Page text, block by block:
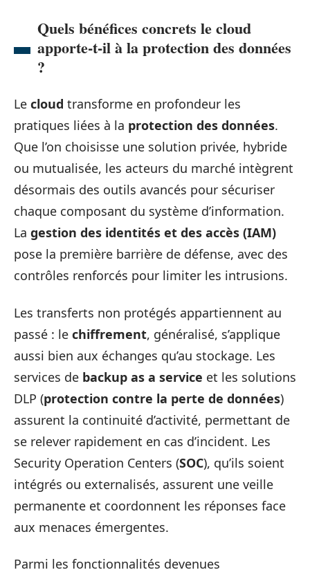
Quels bénéfices concrets le cloud
apporte-t-il à la protection des données
?
Le cloud transforme en profondeur les
pratiques liées à la protection des données.
Que l’on choisisse une solution privée, hybride
ou mutualisée, les acteurs du marché intègrent
désormais des outils avancés pour sécuriser
chaque composant du système d’information.
La gestion des identités et des accès (IAM)
pose la première barrière de défense, avec des
contrôles renforcés pour limiter les intrusions.
Les transferts non protégés appartiennent au
passé : le chiffrement, généralisé, s’applique
aussi bien aux échanges qu’au stockage. Les
services de backup as a service et les solutions
DLP (protection contre la perte de données)
assurent la continuité d’activité, permettant de
se relever rapidement en cas d’incident. Les
Security Operation Centers (SOC), qu’ils soient
intégrés ou externalisés, assurent une veille
permanente et coordonnent les réponses face
aux menaces émergentes.
Parmi les fonctionnalités devenues